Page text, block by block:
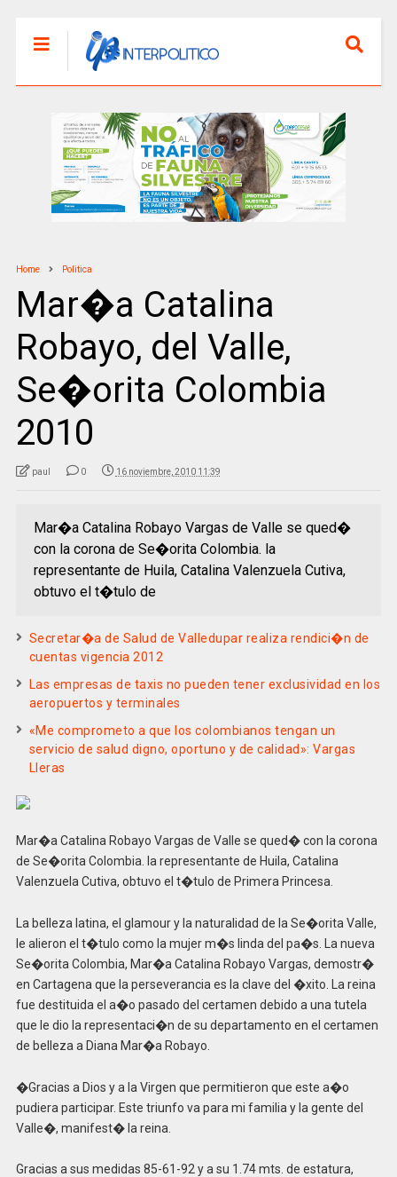
Home Politica
Mar�a Catalina
Robayo, del Valle,
Se�orita Colombia
2010
paul 0 16 noviembre, 2010 11:39
Mar�a Catalina Robayo Vargas de Valle se qued�
con la corona de Se�orita Colombia. la
representante de Huila, Catalina Valenzuela Cutiva,
obtuvo el t�tulo de
Secretar�a de Salud de Valledupar realiza rendici�n de
cuentas vigencia 2012
Las empresas de taxis no pueden tener exclusividad en los
aeropuertos y terminales
«Me comprometo a que los colombianos tengan un
servicio de salud digno, oportuno y de calidad»: Vargas
Lleras
Mar�a Catalina Robayo Vargas de Valle se qued� con la corona
de Se�orita Colombia. la representante de Huila, Catalina
Valenzuela Cutiva, obtuvo el t�tulo de Primera Princesa.
La belleza latina, el glamour y la naturalidad de la Se�orita Valle,
le alieron el t�tulo como la mujer m�s linda del pa�s. La nueva
Se�orita Colombia, Mar�a Catalina Robayo Vargas, demostr�
en Cartagena que la perseverancia es la clave del �xito. La reina
fue destituida el a�o pasado del certamen debido a una tutela
que le dio la representaci�n de su departamento en el certamen
de belleza a Diana Mar�a Robayo.
�Gracias a Dios y a la Virgen que permitieron que este a�o
pudiera participar. Este triunfo va para mi familia y la gente del
Valle�, manifest� la reina.
Gracias a sus medidas 85-61-92 y a su 1.74 mts. de estatura,